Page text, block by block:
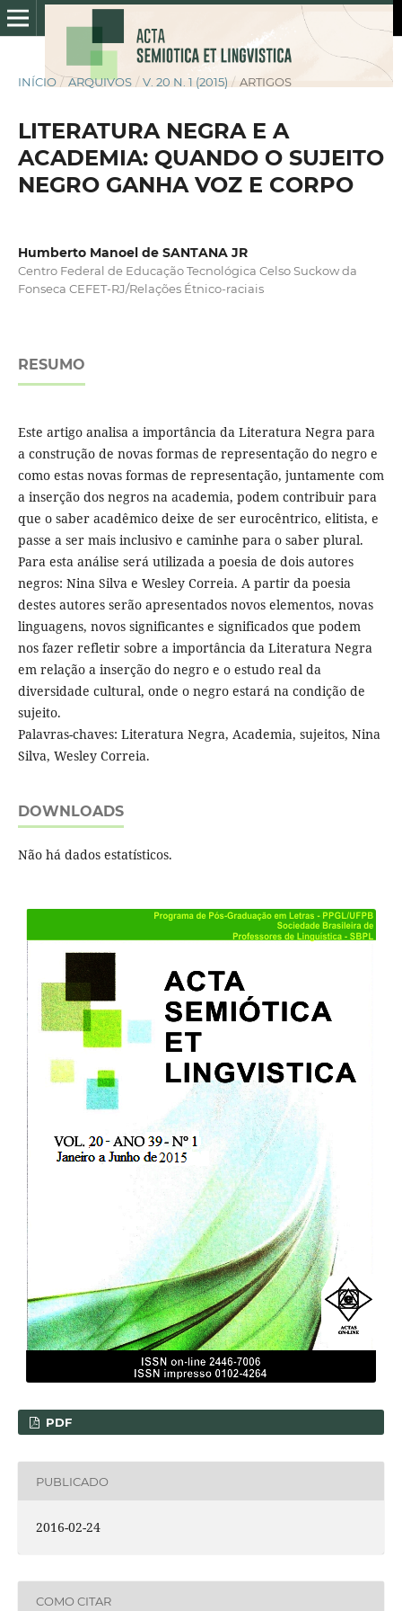
INÍCIO / ARQUIVOS / V. 20 N. 1 (2015) / ARTIGOS
LITERATURA NEGRA E A
ACADEMIA: QUANDO O SUJEITO
NEGRO GANHA VOZ E CORPO
Humberto Manoel de SANTANA JR
Centro Federal de Educação Tecnológica Celso Suckow da
Fonseca CEFET-RJ/Relações Étnico-raciais
RESUMO
Este artigo analisa a importância da Literatura Negra para
a construção de novas formas de representação do negro e
como estas novas formas de representação, juntamente com
a inserção dos negros na academia, podem contribuir para
que o saber acadêmico deixe de ser eurocêntrico, elitista, e
passe a ser mais inclusivo e caminhe para o saber plural.
Para esta análise será utilizada a poesia de dois autores
negros: Nina Silva e Wesley Correia. A partir da poesia
destes autores serão apresentados novos elementos, novas
linguagens, novos significantes e significados que podem
nos fazer refletir sobre a importância da Literatura Negra
em relação a inserção do negro e o estudo real da
diversidade cultural, onde o negro estará na condição de
sujeito.
Palavras-chaves: Literatura Negra, Academia, sujeitos, Nina
Silva, Wesley Correia.
DOWNLOADS
Não há dados estatísticos.
PDF
PUBLICADO
2016-02-24
COMO CITAR